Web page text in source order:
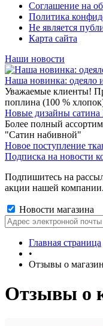
Соглашение на
Политика
Не является
Карта сайта
Наши новости
Наша новинка: одеяло
Уважаемые клиенты!
поплина (100 %
Новые дизайны
Более полный
"Сатин набивной"
Новое поступление
Подписка на новости
Подпишитесь на
акции нашей компании.
Новости магазина
Главная страница
•
Отзывы о
Отзывы о